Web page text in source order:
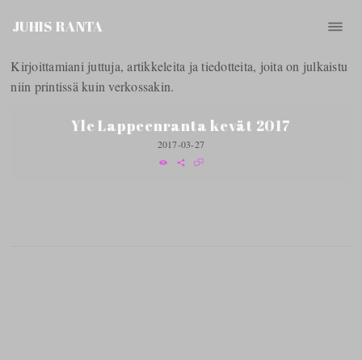
JUHIS RANTA
Kirjoittamiani juttuja, artikkeleita ja tiedotteita, joita on julkaistu
niin printissä kuin verkossakin.
Yle Lappeenranta kevät 2017
2017-03-27